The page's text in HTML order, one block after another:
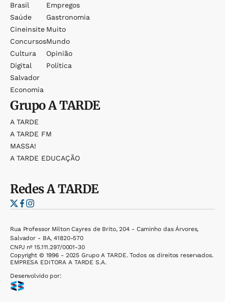
Brasil
Saúde
Cineinsite
Concursos
Cultura
Digital
Salvador
Economia
Empregos
Gastronomia
Muito
Mundo
Opinião
Política
GrupoA TARDE
A TARDE
A TARDE FM
MASSA!
A TARDE EDUCAÇÃO
RedesA TARDE
Rua Professor Milton Cayres de Brito, 204 - Caminho das Árvores,
Salvador - BA, 41820-570
CNPJ nº 15.111.297/0001-30
Copyright © 1996 - 2025 Grupo A TARDE. Todos os direitos reservados.
EMPRESA EDITORA A TARDE S.A.
Desenvolvido por: